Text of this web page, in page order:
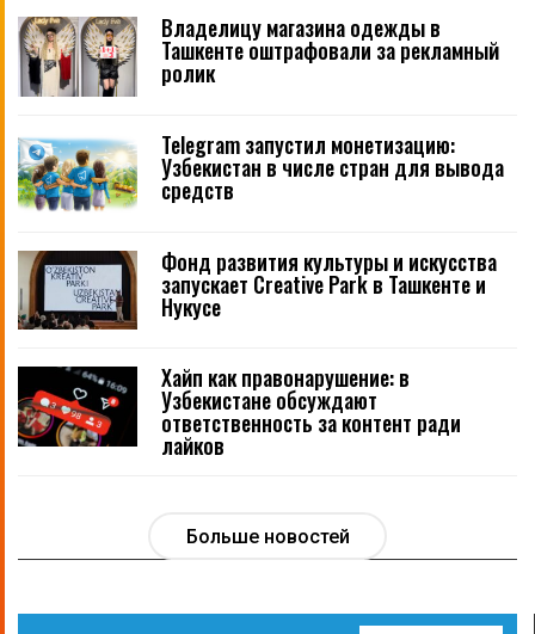
Владелицу магазина одежды в
Ташкенте оштрафовали за рекламный
ролик
Telegram запустил монетизацию:
Узбекистан в числе стран для вывода
средств
Фонд развития культуры и искусства
запускает Creative Park в Ташкенте и
Нукусе
Хайп как правонарушение: в
Узбекистане обсуждают
ответственность за контент ради
лайков
Больше новостей